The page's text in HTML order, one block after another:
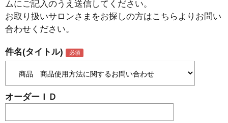
ムにご記入のうえ送信してください。
お取り扱いサロンさまをお探しの方はこちらよりお問い
合わせください。
件名(タイトル)
オーダーＩＤ